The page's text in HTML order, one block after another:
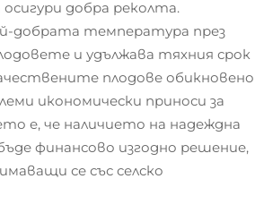
добра реколта.
добрата температура през
и удължава тяхния срок
плодове обикновено
икономически приноси за
е, че наличието на надеждна
финансово изгодно решение,
се със селско